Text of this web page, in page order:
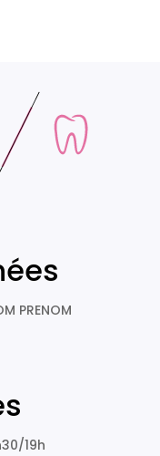
PRENOM
19h